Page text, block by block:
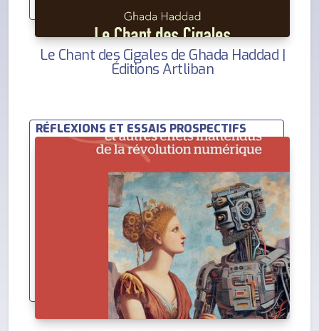
Le Chant des Cigales de Ghada Haddad |
Éditions Artliban
RÉFLEXIONS ET ESSAIS PROSPECTIFS